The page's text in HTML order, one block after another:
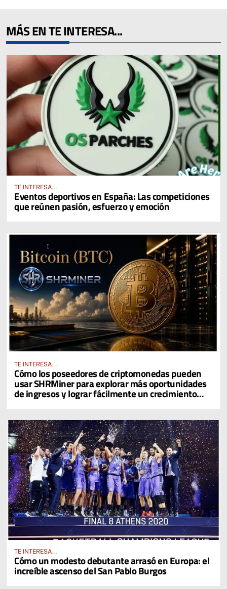
MÁS EN TE INTERESA...
TE INTERESA...
Eventos deportivos en España: Las competiciones
que reúnen pasión, esfuerzo y emoción
TE INTERESA...
Cómo los poseedores de criptomonedas pueden
usar SHRMiner para explorar más oportunidades
de ingresos y lograr fácilmente un crecimiento
diario del 4% en sus activos digitales
TE INTERESA...
Cómo un modesto debutante arrasó en Europa: el
increíble ascenso del San Pablo Burgos